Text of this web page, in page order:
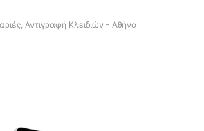
Αντιγραφή Κλειδιών - Αθήνα